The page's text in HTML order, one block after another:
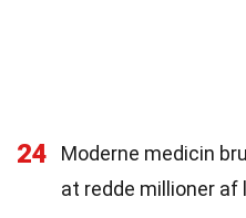
24
Moderne medicin
at redde millioner af